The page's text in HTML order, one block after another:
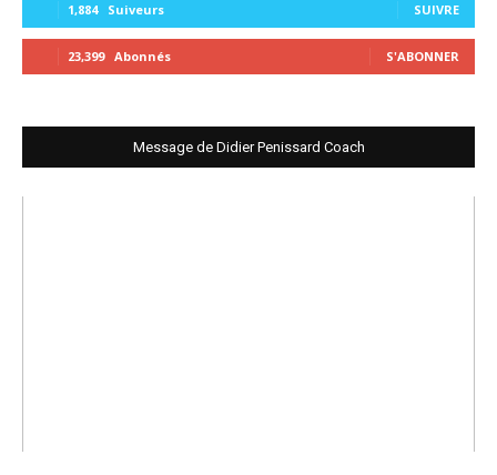
1,884 Suiveurs SUIVRE
23,399 Abonnés S'ABONNER
Message de Didier Penissard Coach